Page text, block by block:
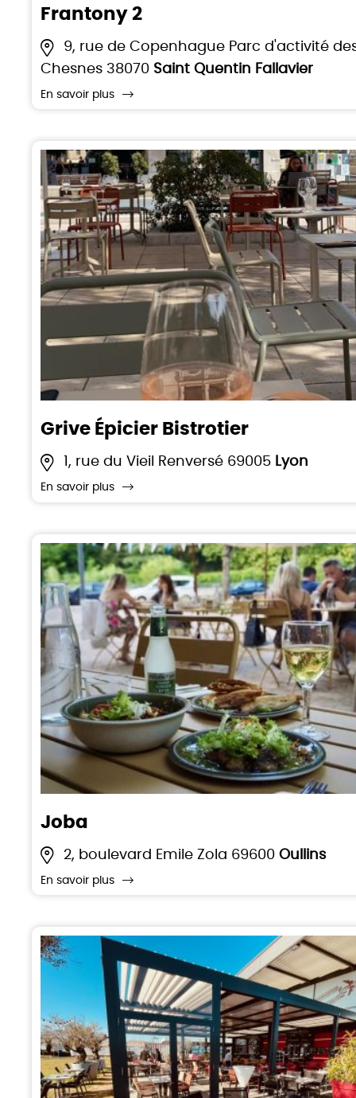
Frantony 2
9, rue de Copenhague Parc d'activité
Chesnes 38070 Saint Quentin Fallavier
En savoir plus
Grive Épicier Bistrotier
1, rue du Vieil Renversé 69005 Lyon
En savoir plus
Joba
2, boulevard Emile Zola 69600Oullins
En savoir plus